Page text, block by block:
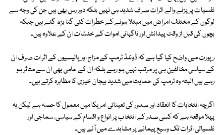
نفسیات پر پڑنے والے اثرات صرف شدید ہی نہیں بلکہ دور رس بھی ہیں جن کی وجہ سے
لوگوں کے مختلف امراض میں مبتلا ہونے کے خطرات کئی گنا بڑھ گئے ہیں جبکہ
بچوں کی قبل از وقت پیدائش اور ناگہانی اموات کے خدشات ان کے علاوہ ہیں۔
رپورٹ میں واضح کیا گیا ہے کہ ڈونلڈ ٹرمپ کے مزاج اور پالیسیوں کے اثرات صرف ان
کے سیاسی مخالفین ہی پر مرتب نہیں ہو رہے بلکہ ان کے حامی بھی ان سے متاثر ہو
رہے ہیں البتہ وہ ٹرمپ کی حمایت میں شدید ہیجان خیزی کا مظاہرہ کرتے ہیں۔
اگرچہ انتخابات کا انعقاد اور صدور کی تعیناتی امریکا میں معمول کا حصہ ہے لیکن یہ
پہلا موقعہ ہے کہ کسی صدر کے انتخاب پر انواع و اقسام کے سیاسی، سماجی اور
نفسیاتی اثرات تک وسیع پیمانے پر مشاہدے میں آئے ہیں۔